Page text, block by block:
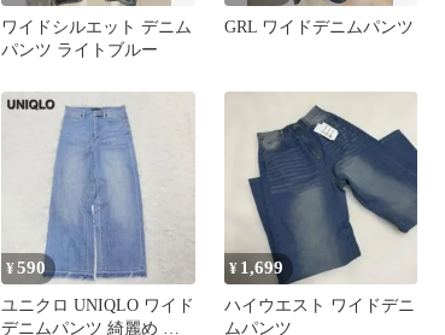
ワイドシルエット デニム
パンツ ライトブルー
GRL ワイドデニムパンツ
¥590
ユニクロ UNIQLO ワイド
デニムパンツ 綺麗め フ
¥ 1,699
ハイウエスト ワイドデニ
ムパンツ